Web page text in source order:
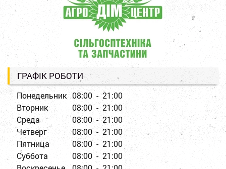
ГРАФІК РОБОТИ
Понедельник 08:00 - 21:00
Вторник
08:00 - 21:00
Среда
08:00 - 21:00
Четверг
08:00 - 21:00
Пятница
08:00 - 21:00
Суббота
08:00 - 21:00